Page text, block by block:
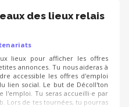
des lieux relais
lieux pour afficher les offres
annonces. Tu nous aideras à
accessible les offres d'emploi
lien social. Le but de Décoll'ton
Tu seras accueilli·e par
Lors de tes tournées, tu pourras